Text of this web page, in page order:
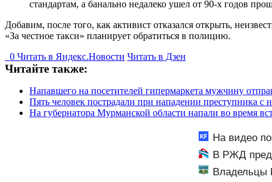
стандартам, а банально недалеко ушел от 90-х годов
Добавим, после того, как активист отказался открыть,
«За честное такси» планирует обратиться в полицию.
0 Читать в Яндекс.Новости Читать в Дзен
Читайте также:
Напавшего на посетителей гипермаркета мужчину
Пять человек пострадали при нападении преступника с
На губернатора Мурманской области напали во время
На видео
восемь
В РЖД
теперь тьма
Владельцы